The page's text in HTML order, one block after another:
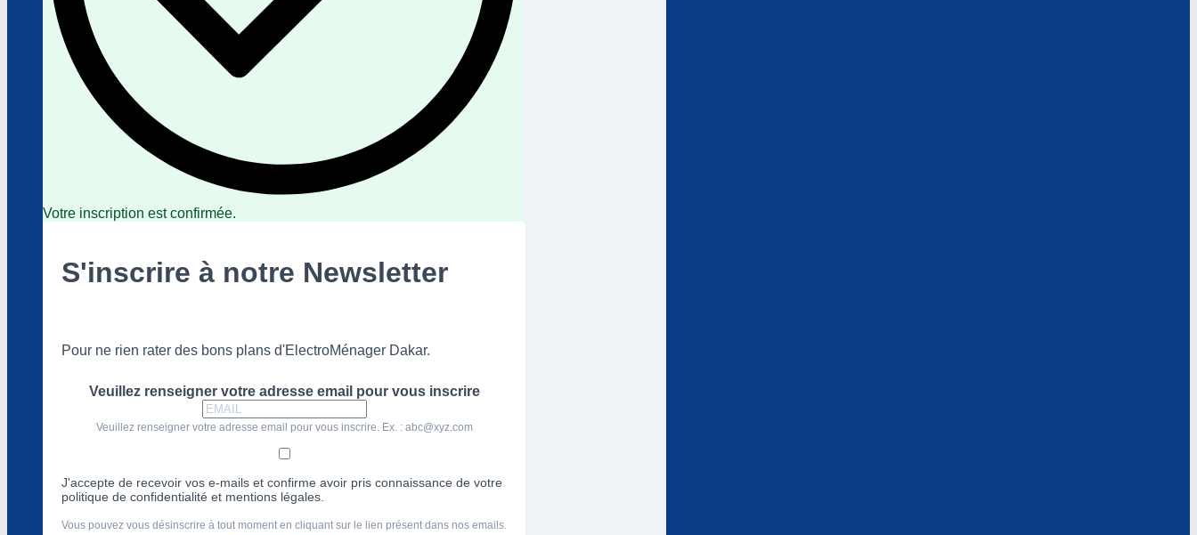
Votre inscription est confirmée.
S'inscrire à notre Newsletter
Pour ne rien rater des bons plans d'ElectroMénager Dakar.
Veuillez renseigner votre adresse email pour vous inscrire
Veuillez renseigner votre adresse email pour vous inscrire. Ex. : abc@xyz.com
J'accepte de recevoir vos e-mails et confirme avoir pris connaissance de votre
politique de confidentialité et mentions légales.
Vous pouvez vous désinscrire à tout moment en cliquant sur le lien présent dans nos emails.